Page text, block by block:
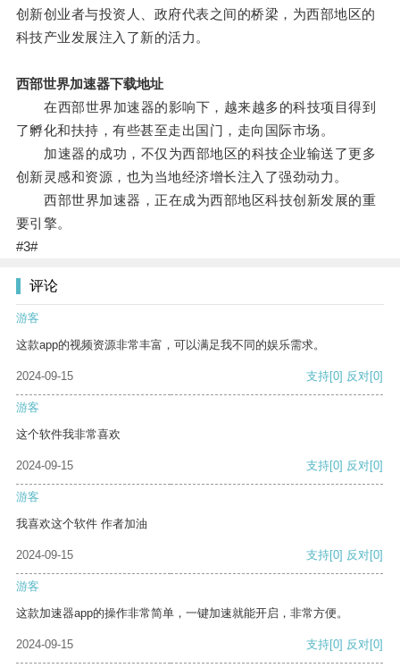
创新创业者与投资人、政府代表之间的桥梁，为西部地区的
科技产业发展注入了新的活力。
西部世界加速器下载地址
在西部世界加速器的影响下，越来越多的科技项目得到
了孵化和扶持，有些甚至走出国门，走向国际市场。
加速器的成功，不仅为西部地区的科技企业输送了更多
创新灵感和资源，也为当地经济增长注入了强劲动力。
西部世界加速器，正在成为西部地区科技创新发展的重
要引擎。
#3#
评论
游客
这款app的视频资源非常丰富，可以满足我不同的娱乐需求。
2024-09-15 支持[0] 反对[0]
游客
这个软件我非常喜欢
2024-09-15 支持[0] 反对[0]
游客
我喜欢这个软件 作者加油
2024-09-15 支持[0] 反对[0]
游客
这款加速器app的操作非常简单，一键加速就能开启，非常方便。
2024-09-15 支持[0] 反对[0]